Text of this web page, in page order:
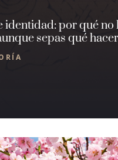
identidad: por qué no
sepas qué